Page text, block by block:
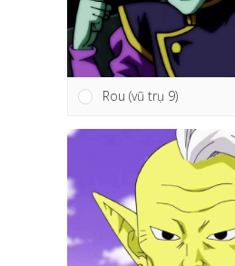
Rou (vũ trụ 9)